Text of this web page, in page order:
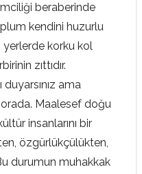
beraberinde
kendini huzurlu
yerlerde korku kol
zıttıdır.
ama
Maalesef doğu
insanlarını bir
özgürlükçülükten,
Bu durumun muhakkak